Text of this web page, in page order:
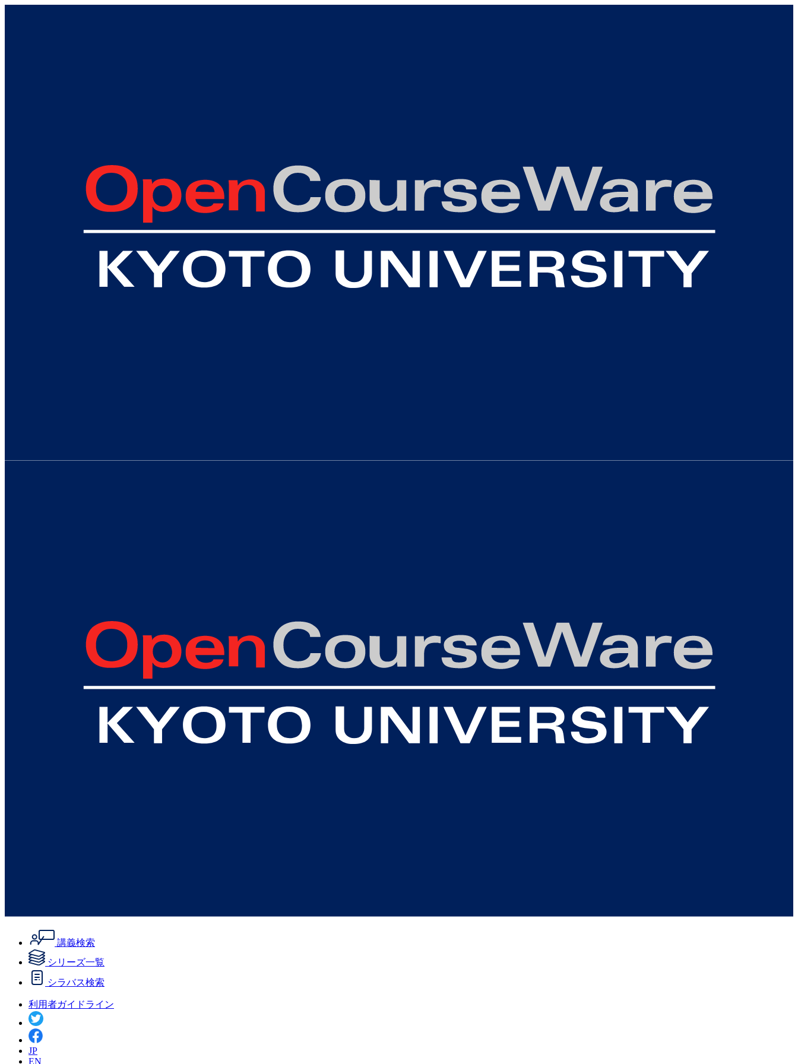
講義検索
シリーズ一覧
シラバス検索
利用者ガイドライン
JP
EN